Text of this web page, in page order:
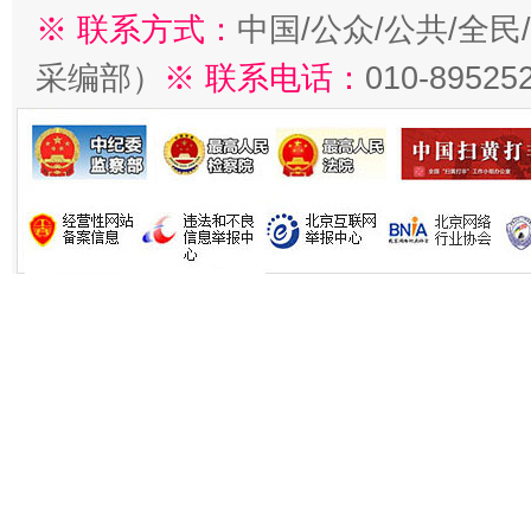
※ 联系方式： 中国/公众/公共/全
采编部） ※ 联系电话： 010-